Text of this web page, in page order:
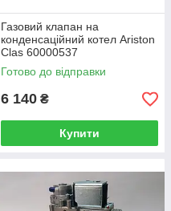
Газовий клапан на
конденсаційний котел Ariston
Clas 60000537
Готово до відправки
6 140 ₴
Купити